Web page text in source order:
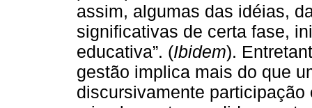
assim, algumas das idéias,
significativas de certa fase,
educativa”. (Ibidem).
gestão implica mais do que
discursivamente